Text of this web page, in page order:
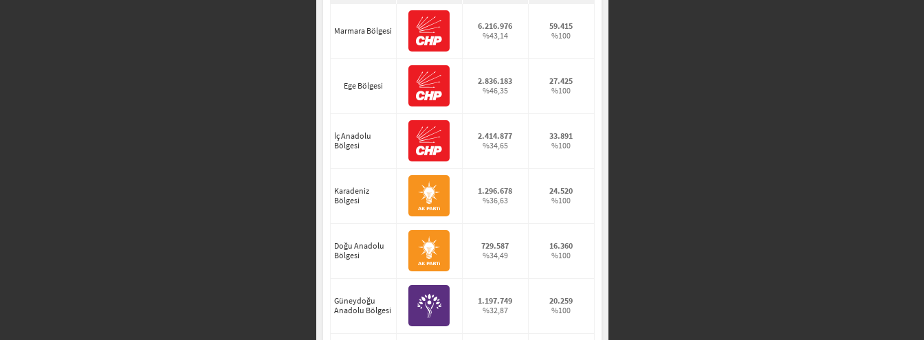
Marmara Bölgesi
6.216.976
%43,14
59.415
%100
Ege Bölgesi
2.836.183
%46,35
27.425
%100
İç Anadolu
Bölgesi
2.414.877
%34,65
33.891
%100
Karadeniz
Bölgesi
1.296.678
%36,63
24.520
%100
Doğu Anadolu
Bölgesi
729.587
%34,49
16.360
%100
Güneydoğu
Anadolu Bölgesi
1.197.749
%32,87
20.259
%100